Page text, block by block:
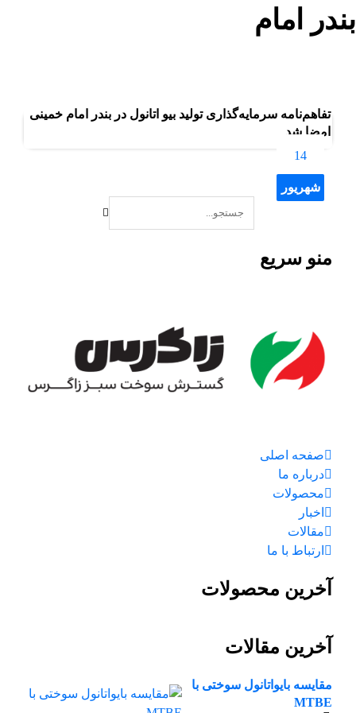
بندر امام
تفاهم‌نامه سرمایه‌گذاری تولید بیو اتانول در بندر امام خمينی
امضا شد
14
شهریور
منو سریع
صفحه اصلی
درباره ما
محصولات
اخبار
مقالات
ارتباط با ما
آخرین محصولات
آخرین مقالات
مقایسه بایواتانول سوختی با
MTBE